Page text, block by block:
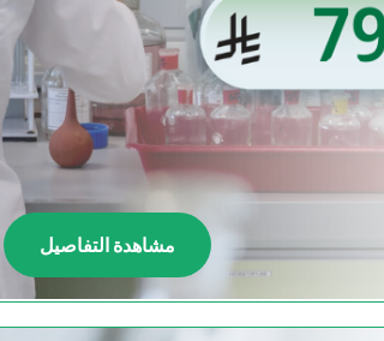
مشاهدة التفاصيل